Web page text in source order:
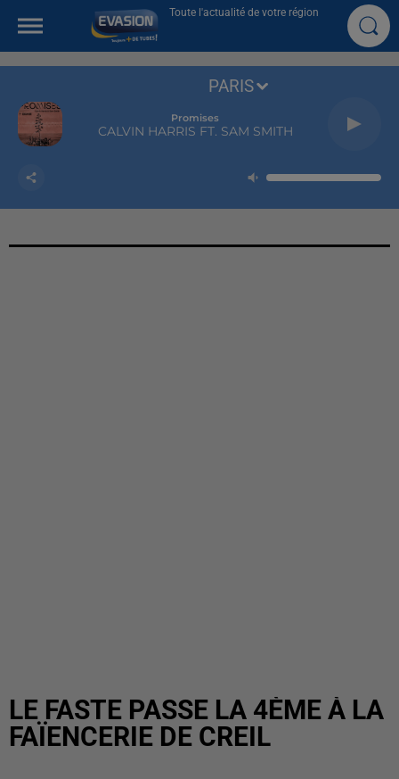
Toute l'actualité de votre région
Promises
CALVIN HARRIS FT. SAM SMITH
PARIS
LE FASTE PASSE LA 4ÈME À LA
FAÏENCERIE DE CREIL